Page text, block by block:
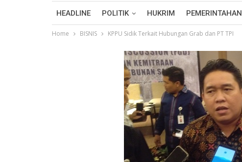
HEADLINE POLITIK HUKRIM PEMERINTAHAN
Home BISNIS KPPU Sidik Terkait Hubungan Grab dan PT TPI